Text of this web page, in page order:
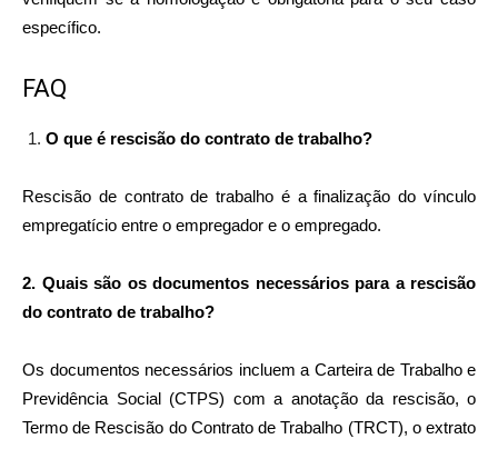
específico.
FAQ
O que é rescisão do contrato de trabalho?
Rescisão de contrato de trabalho é a finalização do vínculo
empregatício entre o empregador e o empregado.
2. Quais são os documentos necessários para a rescisão
do contrato de trabalho?
Os documentos necessários incluem a Carteira de Trabalho e
Previdência Social (CTPS) com a anotação da rescisão, o
Termo de Rescisão do Contrato de Trabalho (TRCT), o extrato